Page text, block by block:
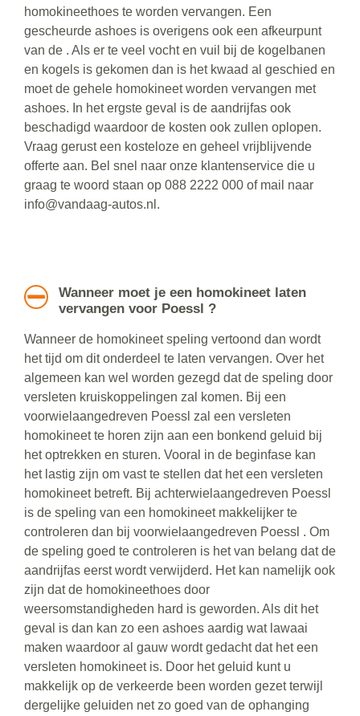
homokineethoes te worden vervangen. Een
gescheurde ashoes is overigens ook een afkeurpunt
van de . Als er te veel vocht en vuil bij de kogelbanen
en kogels is gekomen dan is het kwaad al geschied en
moet de gehele homokineet worden vervangen met
ashoes. In het ergste geval is de aandrijfas ook
beschadigd waardoor de kosten ook zullen oplopen.
Vraag gerust een kosteloze en geheel vrijblijvende
offerte aan. Bel snel naar onze klantenservice die u
graag te woord staan op 088 2222 000 of mail naar
info@vandaag-autos.nl.
Wanneer moet je een homokineet laten
vervangen voor Poessl ?
Wanneer de homokineet speling vertoond dan wordt
het tijd om dit onderdeel te laten vervangen. Over het
algemeen kan wel worden gezegd dat de speling door
versleten kruiskoppelingen zal komen. Bij een
voorwielaangedreven Poessl zal een versleten
homokineet te horen zijn aan een bonkend geluid bij
het optrekken en sturen. Vooral in de beginfase kan
het lastig zijn om vast te stellen dat het een versleten
homokineet betreft. Bij achterwielaangedreven Poessl
is de speling van een homokineet makkelijker te
controleren dan bij voorwielaangedreven Poessl . Om
de speling goed te controleren is het van belang dat de
aandrijfas eerst wordt verwijderd. Het kan namelijk ook
zijn dat de homokineethoes door
weersomstandigheden hard is geworden. Als dit het
geval is dan kan zo een ashoes aardig wat lawaai
maken waardoor al gauw wordt gedacht dat het een
versleten homokineet is. Door het geluid kunt u
makkelijk op de verkeerde been worden gezet terwijl
dergelijke geluiden net zo goed van de ophanging